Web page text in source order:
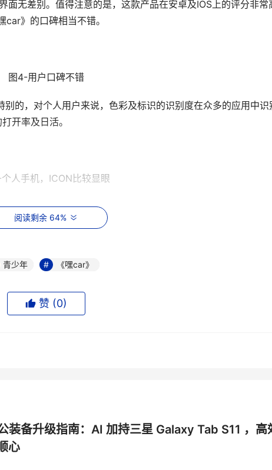
无差别。值得注意的是，这款产品在安卓及IOS上的评分非常
》的口碑相当不错。
图4-用户口碑不错
别的，对个人用户来说，色彩及标识的识别度在众多的应用中识
开率及日活。
人手机，ICON比较显眼
余遗力，直接展现了产品功能即内容定向。这会符合产品的潜在
在顶部下底部都有醒目的导航。总体来说，简单明确，新手用户
阅读剩余 64%
青少年 《嘿car》
赞 (0)
装备升级指南：AI 加持三星 Galaxy Tab S11 ，高
心